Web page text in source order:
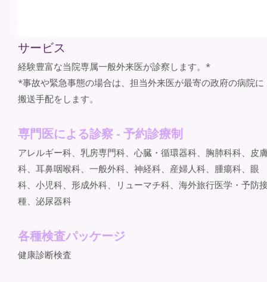
サービス
経験豊富な当院専属一般外来医が診察します。*
*事故や緊急事態の場合は、担当外来医が最寄の政府の病院に
搬送手配をします。
専門医による診察 - 予約診療制
アレルギー科、乳房専門科、心臓・循環器科、胸肺科科、皮
科、耳鼻咽喉科、一般外科、神経科、産婦人科、腫瘍科、眼
科、小児科、形成外科、リューマチ科、海外旅行医学・予防
種、泌尿器科
各種検査パッケージ
健康診断検査